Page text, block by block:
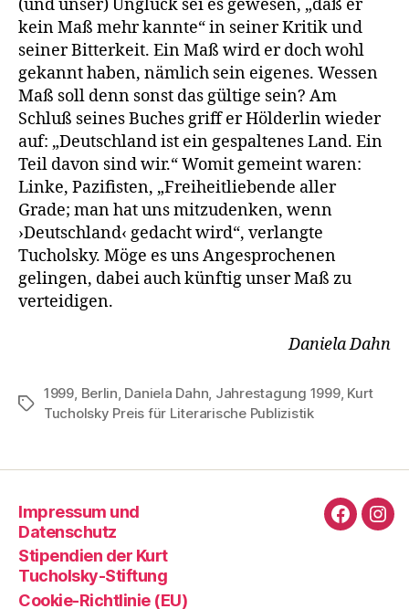
(und unser) Unglück sei es gewesen, „daß er
kein Maß mehr kannte“ in seiner Kritik und
seiner Bitterkeit. Ein Maß wird er doch wohl
gekannt haben, nämlich sein eigenes. Wessen
Maß soll denn sonst das gültige sein? Am
Schluß seines Buches griff er Hölderlin wieder
auf: „Deutschland ist ein gespaltenes Land. Ein
Teil davon sind wir.“ Womit gemeint waren:
Linke, Pazifisten, „Freiheitliebende aller
Grade; man hat uns mitzudenken, wenn
›Deutschland‹ gedacht wird“, verlangte
Tucholsky. Möge es uns Angesprochenen
gelingen, dabei auch künftig unser Maß zu
verteidigen.
Daniela Dahn
Schlagwörter
1999, Berlin, Daniela Dahn, Jahrestagung 1999, Kurt
Tucholsky Preis für Literarische Publizistik
Impressum und
Datenschutz
Stipendien der Kurt
Tucholsky-Stiftung
Cookie-Richtlinie (EU)